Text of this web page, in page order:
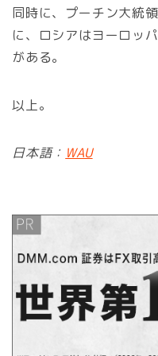
同時に、プーチン大統
に、ロシアはヨーロッ
がある。
以上。
日本語： WAU